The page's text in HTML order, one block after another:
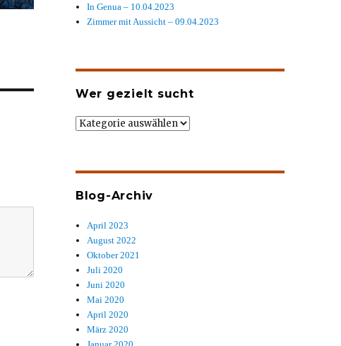
In Genua – 10.04.2023
Zimmer mit Aussicht – 09.04.2023
Wer gezielt sucht
Wer
Blog-Archiv
April 2023
August 2022
Oktober 2021
Juli 2020
Juni 2020
Mai 2020
April 2020
März 2020